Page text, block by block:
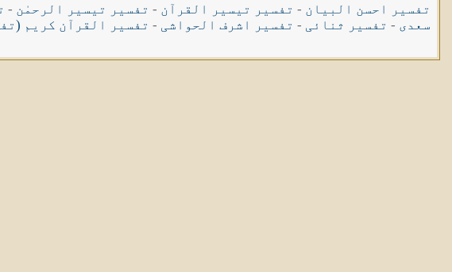
تفسیر احسن البیان - تفسیر تیسیر القرآن - تفسیر تیسیر الرحمٰن -
سعدی - تفسیر ثنائی - تفسیر اشرف الحواشی - تفسیر القرآن کریم